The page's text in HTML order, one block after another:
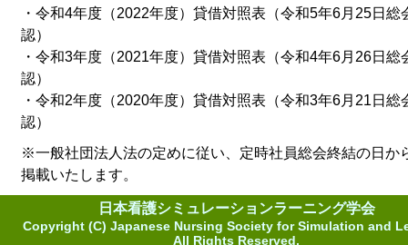
・ 令和4年度（2022年度）貸借対照表 （令和5年6月25日総
認）
・ 令和3年度（2021年度）貸借対照表 （令和4年6月26日総
認）
・ 令和2年度（2020年度）貸借対照表 （令和3年6月21日総
認）
※一般社団法人法の定めに従い、定時社員総会終結の日か
掲載いたします。
日本看護シミュレーションラーニング学会
Copyright (C) Japanese Nursing Society for Simulation and
All Rights Reserved.